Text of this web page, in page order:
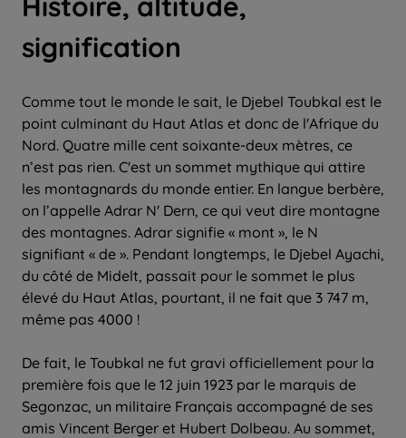
signification
Comme tout le monde le sait, le Djebel Toubkal est le
point culminant du Haut Atlas et donc de l'Afrique du
Nord. Quatre mille cent soixante-deux mètres, ce
n’est pas rien. C'est un sommet mythique qui attire
les montagnards du monde entier. En langue berbère,
on l’appelle Adrar N' Dern, ce qui veut dire montagne
des montagnes. Adrar signifie « mont », le N
signifiant « de ». Pendant longtemps, le Djebel Ayachi,
du côté de Midelt, passait pour le sommet le plus
élevé du Haut Atlas, pourtant, il ne fait que 3 747 m,
même pas 4000 !
De fait, le Toubkal ne fut gravi officiellement pour la
première fois que le 12 juin 1923 par le marquis de
Segonzac, un militaire Français accompagné de ses
amis Vincent Berger et Hubert Dolbeau. Au sommet,